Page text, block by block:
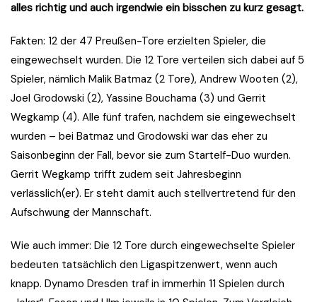
alles richtig und auch irgendwie ein bisschen zu kurz gesagt.
Fakten: 12 der 47 Preußen-Tore erzielten Spieler, die
eingewechselt wurden. Die 12 Tore verteilen sich dabei auf 5
Spieler, nämlich Malik Batmaz (2 Tore), Andrew Wooten (2),
Joel Grodowski (2), Yassine Bouchama (3) und Gerrit
Wegkamp (4). Alle fünf trafen, nachdem sie eingewechselt
wurden – bei Batmaz und Grodowski war das eher zu
Saisonbeginn der Fall, bevor sie zum Startelf-Duo wurden.
Gerrit Wegkamp trifft zudem seit Jahresbeginn
verlässlich(er). Er steht damit auch stellvertretend für den
Aufschwung der Mannschaft.
Wie auch immer: Die 12 Tore durch eingewechselte Spieler
bedeuten tatsächlich den Ligaspitzenwert, wenn auch
knapp. Dynamo Dresden traf in immerhin 11 Spielen durch